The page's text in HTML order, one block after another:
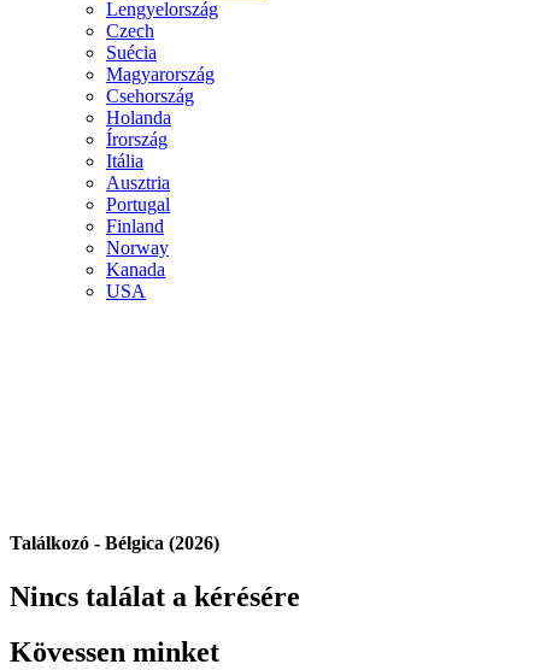
Lengyelország
Czech
Suécia
Magyarország
Csehország
Holanda
Írország
Itália
Ausztria
Portugal
Finland
Norway
Kanada
USA
Találkozó - Bélgica (2026)
Nincs találat a kérésére
Kövessen minket